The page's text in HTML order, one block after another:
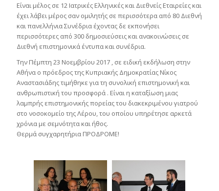
Είναι μέλος σε 12 Ιατρικές Ελληνικές και Διεθνείς Εταιρείες και
έχει λάβει μέρος σαν ομιλητής σε περισσότερα από 80 Διεθνή
και πανελλήνια Συνέδρια έχοντας δε εκπονήσει
περισσότερες από 300 δημοσιεύσεις και ανακοινώσεις σε
Διεθνή επιστημονικά έντυπα και συνέδρια.
Την Πέμπτη 23 Νοεμβρίου 2017 , σε ειδική εκδήλωση στην
Αθήνα ο πρόεδρος της Κυπριακής Δημοκρατίας Νίκος
Αναστασιάδης τιμήθηκε για τη συνολική επιστημονική και
ανθρωπιστική του προσφορά . Είναι η καταξίωση μιας
λαμπρής επιστημονικής πορείας του διακεκριμένου γιατρού
στο νοσοκομείο της Λέρου, του οποίου υπηρέτησε αρκετά
χρόνια με σεμνότητα και ήθος.
Θερμά συγχαρητήρια ΠΡΟΔΡΟΜΕ!